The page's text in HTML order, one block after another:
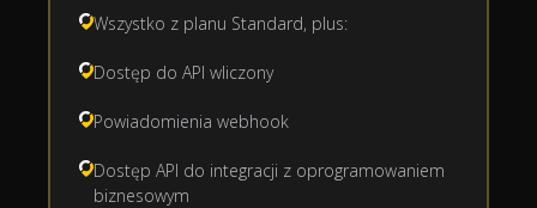
Wszystko z planu Standard, plus:
Dostęp do API wliczony
Powiadomienia webhook
Dostęp API do integracji z oprogramowaniem
biznesowym